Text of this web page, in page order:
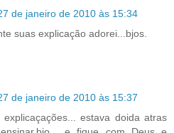
de janeiro de 2010 às 15:34
suas explicação adorei...bjos.
de janeiro de 2010 às 15:37
estava doida atras